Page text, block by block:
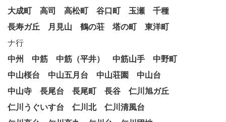
大成町
高司 高松町 谷口町 玉瀬
千種
長寿ガ丘
月見山 鶴の荘 塔の町
東洋町
ナ行
中州
中筋 中筋（平井） 中筋山手
中野町
中山桜台
中山五月台 中山荘園
中山台
中山寺
長尾台 長尾町 長谷
仁川旭ガ丘
仁川うぐいす台
仁川北
仁川清風台